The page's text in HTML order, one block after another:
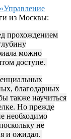
«Управление
из Москвы:
прохождением
можно
доступе.
благодарных
также научиться
Но прежде
необходимо
не
и ожидал.